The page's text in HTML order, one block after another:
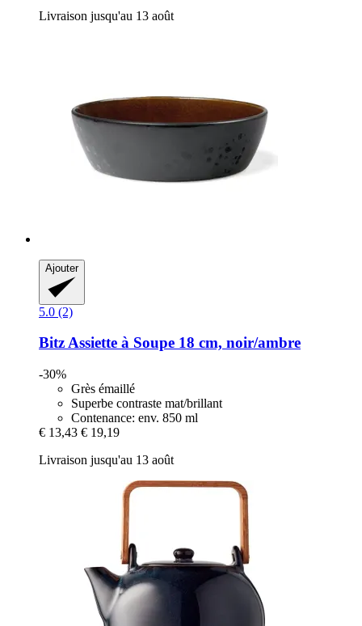
Livraison jusqu'au 13 août
Ajouter
5.0 (2)
BitzAssiette à Soupe 18 cm, noir/ambre
-30%
Grès émaillé
Superbe contraste mat/brillant
Contenance: env. 850 ml
€ 13,43 € 19,19
Livraison jusqu'au 13 août